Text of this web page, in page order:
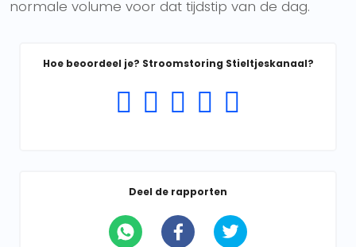
normale volume voor dat tijdstip van de dag.
Hoe beoordeel je? Stroomstoring Stieltjeskanaal?
Deel de rapporten